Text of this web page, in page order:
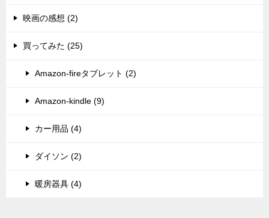
映画の感想 (2)
買ってみた (25)
Amazon-fireタブレット (2)
Amazon-kindle (9)
カー用品 (4)
ダイソン (2)
暖房器具 (4)